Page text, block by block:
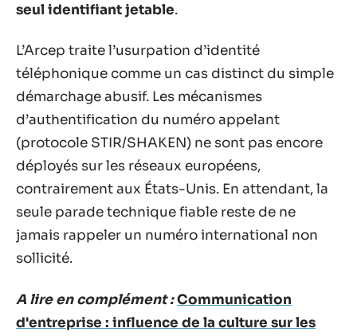
seul identifiant jetable.
L’Arcep traite l’usurpation d’identité
téléphonique comme un cas distinct du simple
démarchage abusif. Les mécanismes
d’authentification du numéro appelant
(protocole STIR/SHAKEN) ne sont pas encore
déployés sur les réseaux européens,
contrairement aux États-Unis. En attendant, la
seule parade technique fiable reste de ne
jamais rappeler un numéro international non
sollicité.
A lire en complément :Communication
d'entreprise : influence de la culture sur les